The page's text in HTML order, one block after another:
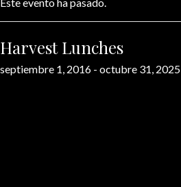
Harvest Lunches
septiembre 1, 2016 - octubre 31, 2025